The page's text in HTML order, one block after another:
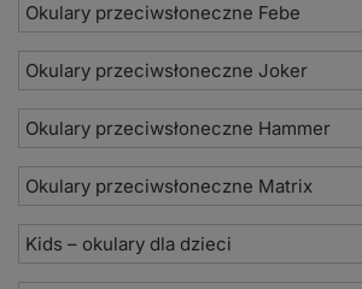
Okulary przeciwsłoneczne Febe
Okulary przeciwsłoneczne Joker
Okulary przeciwsłoneczne Hammer
Okulary przeciwsłoneczne Matrix
Kids – okulary dla dzieci